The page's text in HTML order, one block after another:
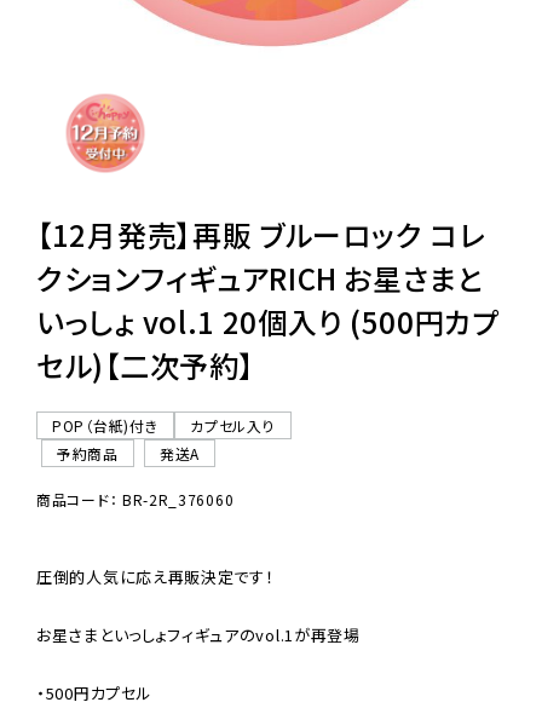
販促用カプセルトイ
ご利用ガイド
06-6282-7659
【12月発売】再販 ブルーロック コレ
クションフィギュアRICH お星さまと
いっしょ vol.1 20個入り (500円カプ
セル)【二次予約】
POP（台紙)付き
カプセル入り
予約商品
発送A
商品コード： BR-2R_376060
圧倒的人気に応え再販決定です！
お星さまといっしょフィギュアのvol.1が再登場
・500円カプセル